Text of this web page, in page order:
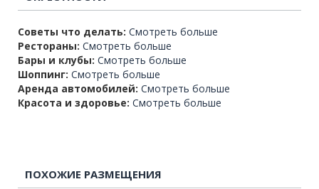
Советы что делать: Смотреть больше
Рестораны: Смотреть больше
Бары и клубы: Смотреть больше
Шоппинг: Смотреть больше
Аренда автомобилей: Смотреть больше
Красота и здоровье: Смотреть больше
ПОХОЖИЕ РАЗМЕЩЕНИЯ